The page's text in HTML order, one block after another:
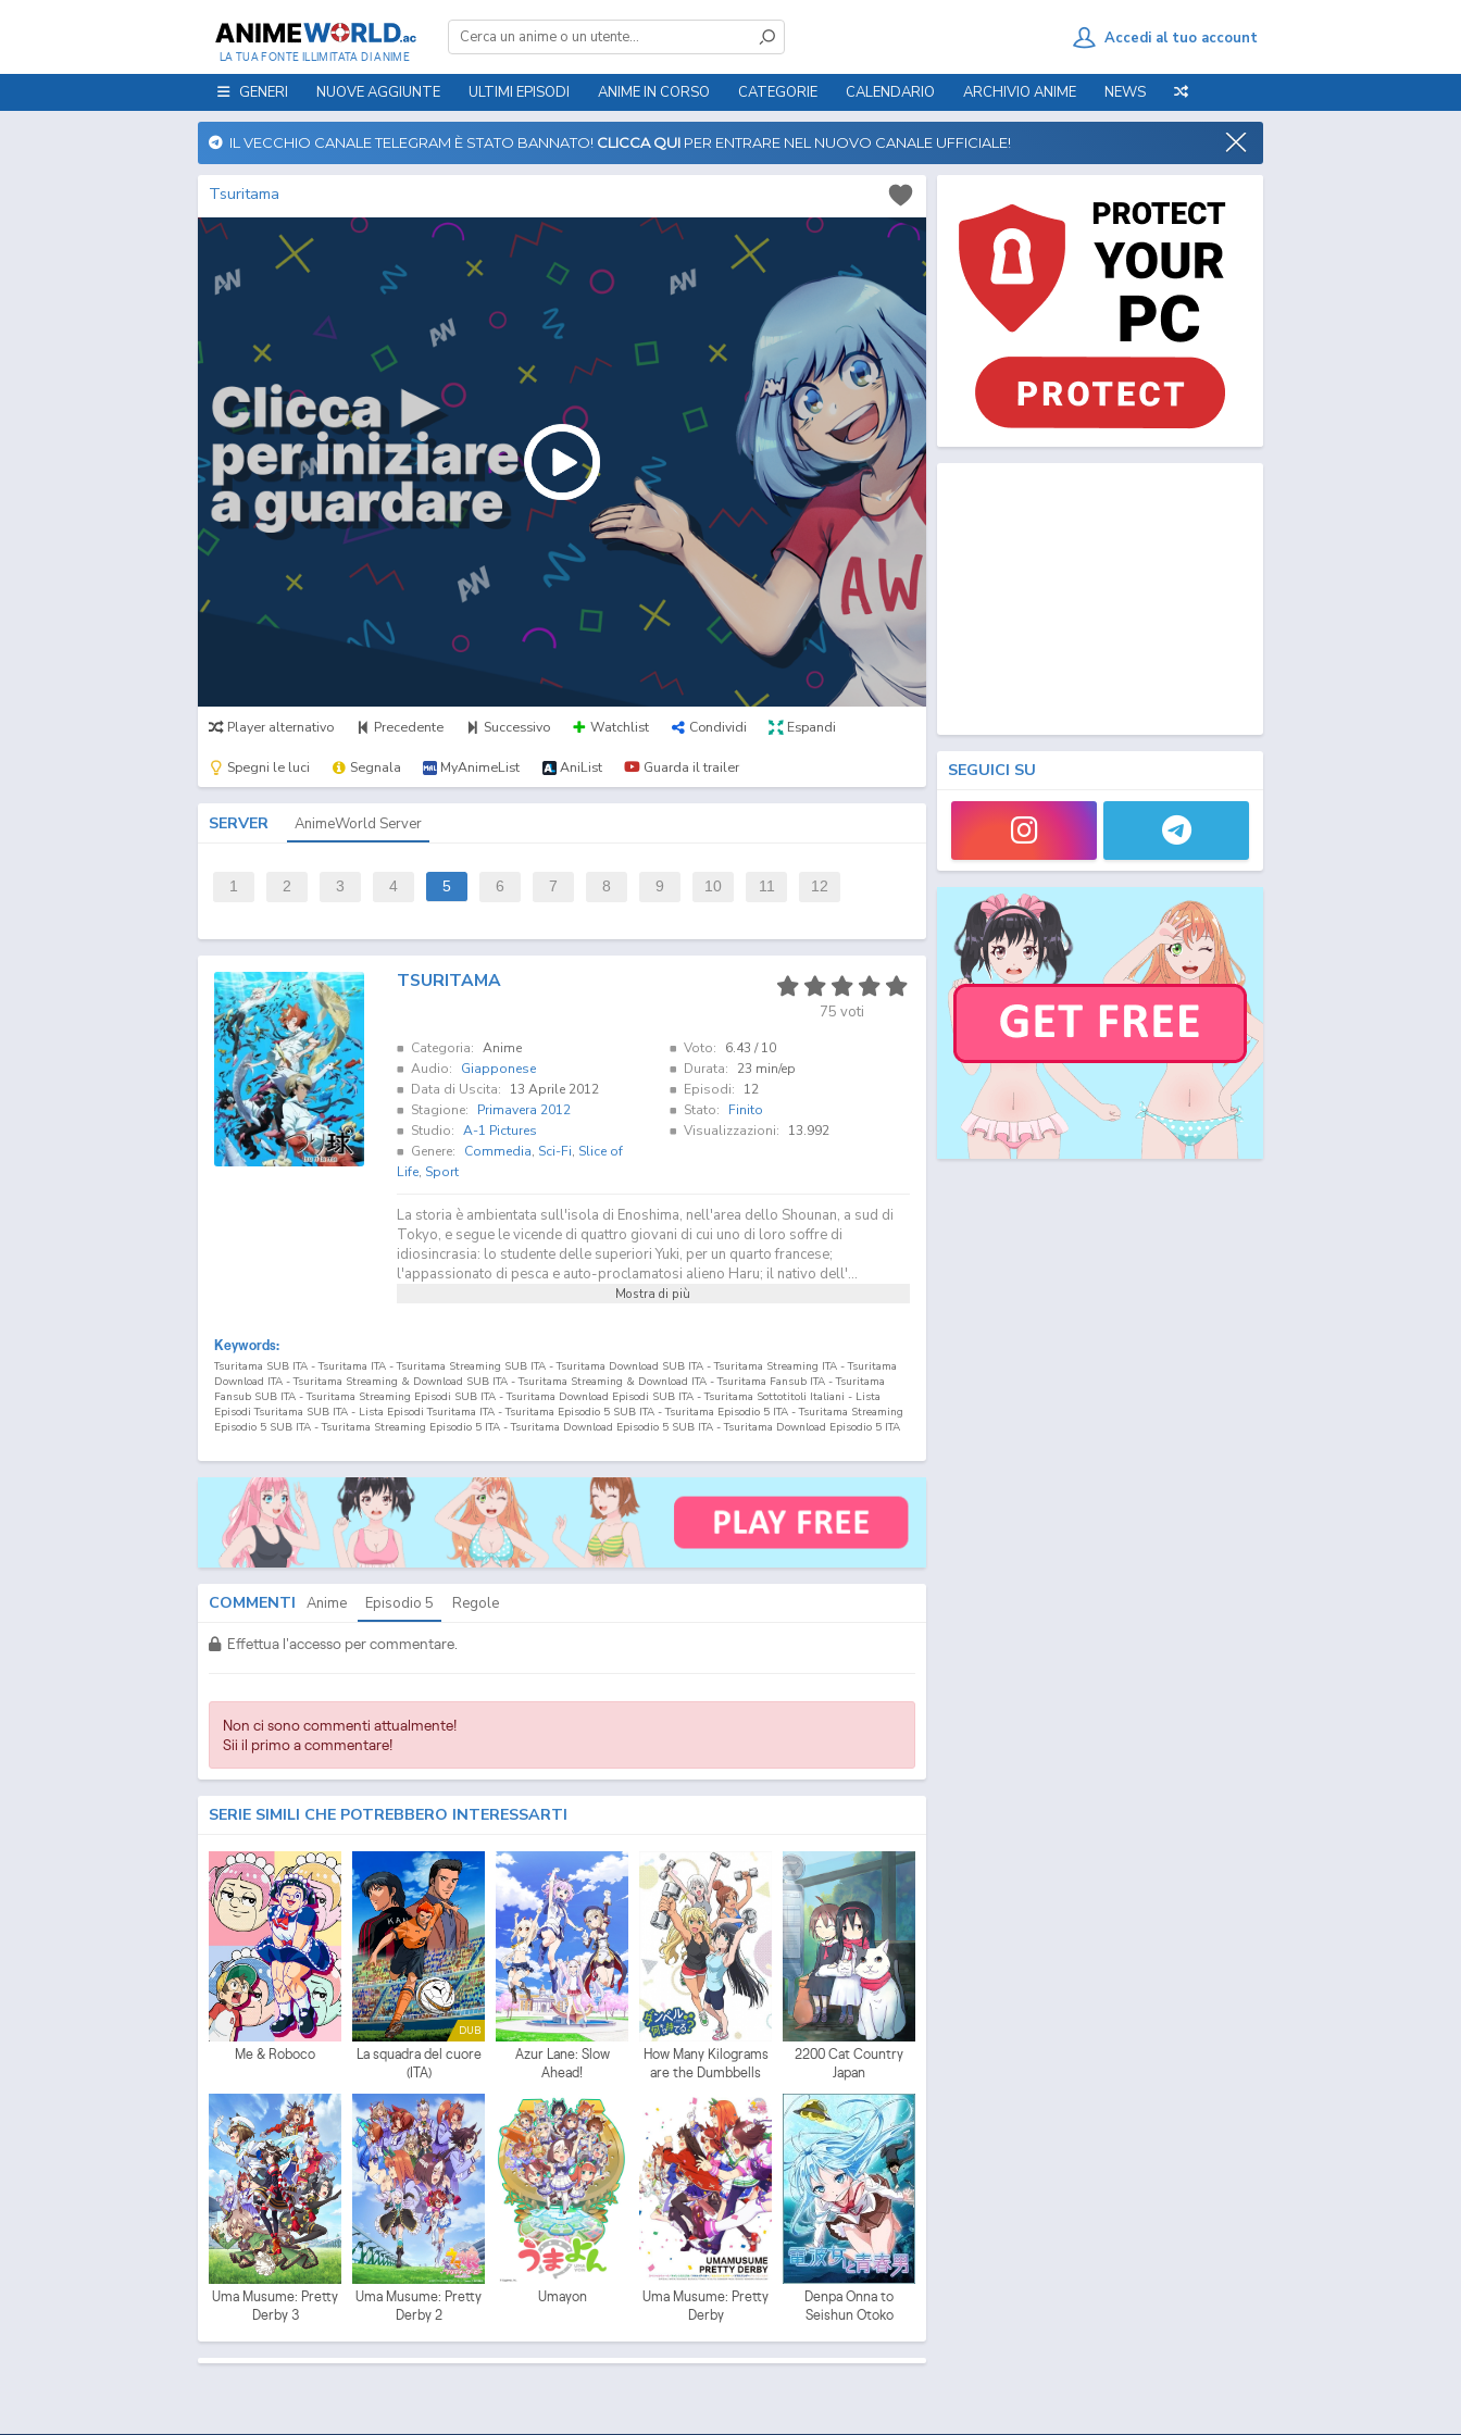
LA TUA FONTE ILLIMITATA DI ANIME
Accedi al tuo account
GENERI NUOVE AGGIUNTE ULTIMI EPISODI ANIME IN CORSO CATEGORIE CALENDARIO ARCHIVIO ANIME NEWS
IL VECCHIO CANALE TELEGRAM È STATO BANNATO! CLICCA QUI PER ENTRARE NEL NUOVO CANALE UFFICIALE!
Tsuritama
Player alternativo Precedente Successivo Watchlist Condividi Espandi
Spegni le luci Segnala MyAnimeList AniList Guarda il trailer
SERVER AnimeWorld Server
1 2 3 4 5 6 7 8 9 10 11 12
TSURITAMA
75 voti
Categoria: Anime
Audio:
Giapponese
Data di Uscita:
13 Aprile 2012
Stagione:
Primavera 2012
Studio: A-1 Pictures
Genere:
Commedia, Sci-Fi, Slice of
Life, Sport
Voto: 6.43 / 10
Durata:
23 min/ep
Episodi:
12
Stato:
Finito
Visualizzazioni:
13.992
La storia è ambientata sull'isola di Enoshima, nell'area dello Shounan, a sud di
Tokyo, e segue le vicende di quattro giovani di cui uno di loro soffre di
idiosincrasia: lo studente delle superiori Yuki, per un quarto francese;
l'appassionato di pesca e auto-proclamatosi alieno Haru; il nativo dell'...
Mostra di più
Keywords:
Tsuritama SUB ITA - Tsuritama ITA - Tsuritama Streaming SUB ITA - Tsuritama Download SUB ITA - Tsuritama Streaming ITA - Tsuritama
Download ITA - Tsuritama Streaming & Download SUB ITA - Tsuritama Streaming & Download ITA - Tsuritama Fansub ITA - Tsuritama
Fansub SUB ITA - Tsuritama Streaming Episodi SUB ITA - Tsuritama Download Episodi SUB ITA - Tsuritama Sottotitoli Italiani - Lista
Episodi Tsuritama SUB ITA - Lista Episodi Tsuritama ITA - Tsuritama Episodio 5 SUB ITA - Tsuritama Episodio 5 ITA - Tsuritama Streaming
Episodio 5 SUB ITA - Tsuritama Streaming Episodio 5 ITA - Tsuritama Download Episodio 5 SUB ITA - Tsuritama Download Episodio 5 ITA
COMMENTI Anime Episodio 5 Regole
Effettua l'accesso per commentare.
Non ci sono commenti attualmente!
Sii il primo a commentare!
SERIE SIMILI CHE POTREBBERO INTERESSARTI
Me & Roboco
DUB
La squadra del cuore
(ITA)
Azur Lane: Slow
Ahead!
How Many Kilograms
are the Dumbbells
2200 Cat Country
Japan
Uma Musume: Pretty
Derby 3
Uma Musume: Pretty
Derby 2
Umayon
Uma Musume: Pretty
Derby
Denpa Onna to
Seishun Otoko
SEGUICI SU